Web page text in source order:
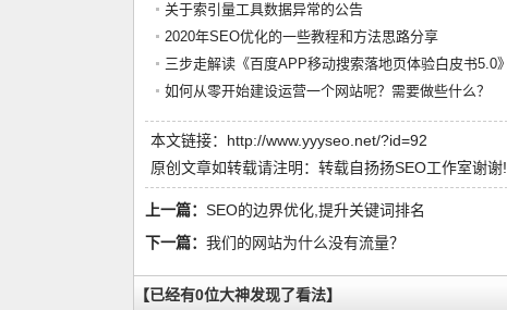
关于索引量工具数据异常的公告
2020年SEO优化的一些教程和方法思路分享
三步走解读《百度APP移动搜索落地页体验白皮书5.0》
如何从零开始建设运营一个网站呢？需要做些什么？
本文链接： http://www.yyyseo.net/?id=92
原创文章如转载请注明：转载自扬扬SEO工作室谢谢!
上一篇： SEO的边界优化,提升关键词排名
下一篇： 我们的网站为什么没有流量？
【已经有0位大神发现了看法】